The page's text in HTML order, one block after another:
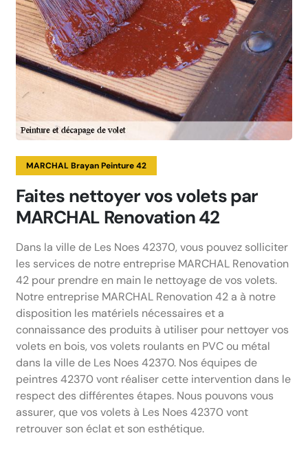
MARCHAL Brayan Peinture 42
Faites nettoyer vos volets par
MARCHAL Renovation 42
Dans la ville de Les Noes 42370, vous pouvez solliciter
les services de notre entreprise MARCHAL Renovation
42 pour prendre en main le nettoyage de vos volets.
Notre entreprise MARCHAL Renovation 42 a à notre
disposition les matériels nécessaires et a
connaissance des produits à utiliser pour nettoyer vos
volets en bois, vos volets roulants en PVC ou métal
dans la ville de Les Noes 42370. Nos équipes de
peintres 42370 vont réaliser cette intervention dans le
respect des différentes étapes. Nous pouvons vous
assurer, que vos volets à Les Noes 42370 vont
retrouver son éclat et son esthétique.